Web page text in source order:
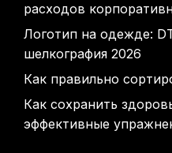
расходов
Логотип на одежде:
шелкография 2026
Как правильно
Как сохранить
эффективные